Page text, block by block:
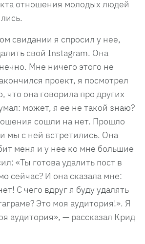
отношения молодых людей
свидании я спросил у нее,
свой Instagram. Она
Мне ничего этого не
проект, я посмотрел
что она говорила про других
может, я ее не такой знаю?
сошли на нет. Прошло
мы с ней встретились. Она
меня и у нее ко мне большие
«Ты готова удалить пост в
сейчас? И она сказала мне:
С чего вдруг я буду удалять
Это моя аудитория!». Я
аудитория», — рассказал Крид